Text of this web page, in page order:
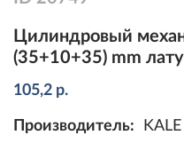
Цилиндровый
(35+10+35) mm
105,2 р.
Производитель: